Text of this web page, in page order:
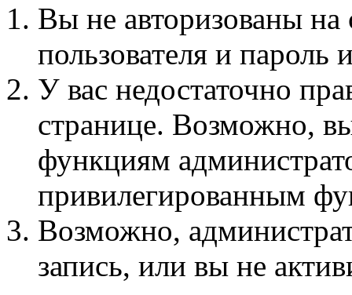
Вы не авторизованы на
пользователя и пароль
У вас недостаточно
странице. Возможно,
функциям
привилегированным
Возможно,
запись, или вы не